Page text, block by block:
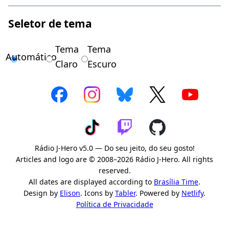
Seletor de tema
Automático
Tema
Claro
Tema
Escuro
Rádio J-Hero v5.0 — Do seu jeito, do seu gosto!
Articles and logo are © 2008–2026 Rádio J-Hero. All rights
reserved.
All dates are displayed according to Brasília Time.
Design by Elison. Icons by Tabler. Powered by Netlify.
Política de Privacidade